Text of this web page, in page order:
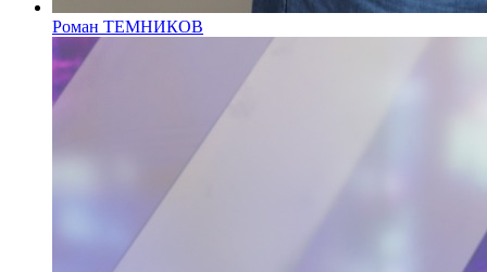
Роман ТЕМНИКОВ